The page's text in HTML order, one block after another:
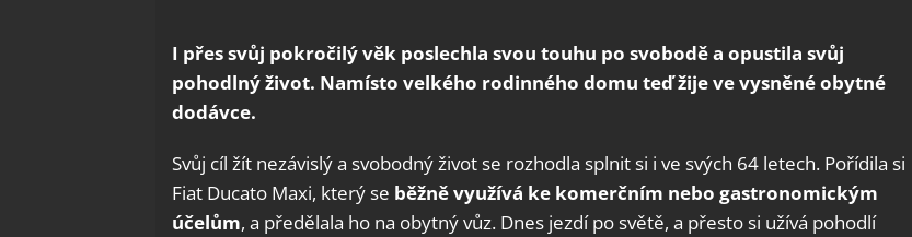
I přes svůj pokročilý věk poslechla svou touhu po svobodě a opustila svůj
pohodlný život. Namísto velkého rodinného domu teď žije ve vysněné obytné
dodávce.
Svůj cíl žít nezávislý a svobodný život se rozhodla splnit si i ve svých 64 letech. Pořídila si
Fiat Ducato Maxi, který se běžně využívá ke komerčním nebo gastronomickým
účelům, a předělala ho na obytný vůz. Dnes jezdí po světě, a přesto si užívá pohodlí